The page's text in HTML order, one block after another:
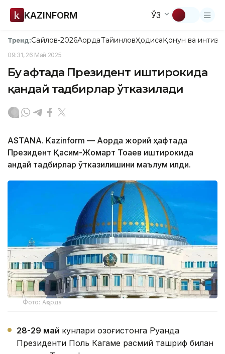
KAZINFORM ЎЗ
Тренд:Сайлов-2026АқордаТайинловҲодисаҚонун ва
09:31, 26 Май 2025
Бу ҳафтада Президент иштирокида
қандай тадбирлар ўтказилади
ASTANA. Kazinform — Ақорда жорий ҳафтада
Президент Қасим-Жомарт Тоқаев иштирокида
қандай тадбирлар ўтказилишини маълум қилди.
Фото: Ақорда
28-29 май кунлари Қозоғистонга Руанда
Президенти Поль Кагаме расмий ташриф билан